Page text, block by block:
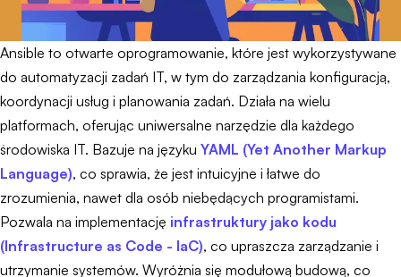
Ansible to otwarte oprogramowanie, które jest wykorzystywane
do automatyzacji zadań IT, w tym do zarządzania konfiguracją,
koordynacji usług i planowania zadań. Działa na wielu
platformach, oferując uniwersalne narzędzie dla każdego
środowiska IT. Bazuje na języku YAML (Yet Another Markup
Language), co sprawia, że jest intuicyjne i łatwe do
zrozumienia, nawet dla osób niebędących programistami.
Pozwala na implementację infrastruktury jako kodu
(Infrastructure as Code - IaC), co upraszcza zarządzanie i
utrzymanie systemów. Wyróżnia się modułową budową, co